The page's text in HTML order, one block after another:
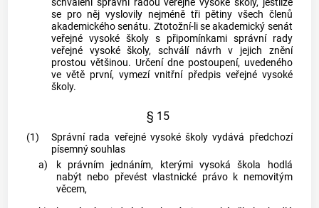
se pro něj vyslovily nejméně tři pětiny všech členů
akademického senátu. Ztotožní-li se akademický senát
veřejné vysoké školy s připomínkami správní rady
veřejné vysoké školy, schválí návrh v jejich znění
prostou většinou. Určení dne postoupení, uvedeného
ve větě první, vymezí vnitřní předpis veřejné vysoké
školy.
§ 15
(1)
Správní rada veřejné vysoké školy vydává předchozí
písemný souhlas
a)
k právním jednáním, kterými vysoká škola hodlá
nabýt nebo převést vlastnické právo k nemovitým
věcem,